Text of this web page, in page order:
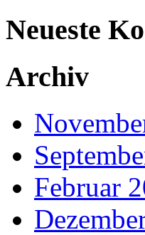
Neueste
Archiv
Februar